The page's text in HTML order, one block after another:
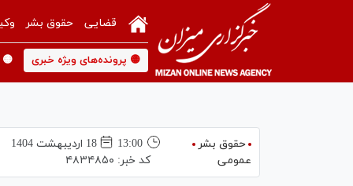
قضایی حقوق بشر
🟡 پرونده‌های ویژه خبری
حقوق بشر
عمومی
13:00
18 ارديبهشت 1404
کد خبر: ۴۸۳۴۸۵۰